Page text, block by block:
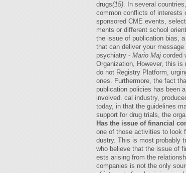
drugs(15). In several
common conflicts of interests
sponsored CME events,
ments or different school
the issue of publication bias,
that can deliver your
psychiatry - Mario Maj corded
Organization, However, this
do not Registry Platform,
ones. Furthermore, the fact
publication policies has been
involved. cal industry,
today, in that the guidelines
support for drug trials, the
Has the issue of financial
one of those activities to look
dustry. This is most probably
who believe that the issue of
ests arising from the
companies is not the only